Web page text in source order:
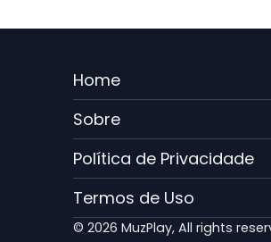
Menu
Rodape
PT
Home
Sobre
Política de Privacidade
Termos de Uso
© 2026 MuzPlay, All rights